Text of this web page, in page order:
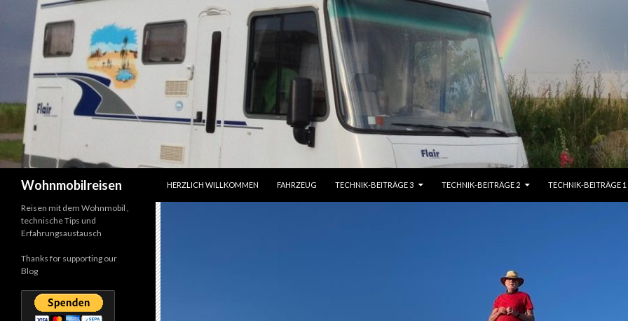
Wohnmobilreisen
HERZLICH WILLKOMMEN
FAHRZEUG TECHNIK-BEITRÄGE 3 TECHNIK-BEITRÄGE 2 TECHNIK-BEITRÄGE 1
Reisen mit dem Wohnmobil ,
technische Tips und
Erfahrungsaustausch
Thanks for supporting our
Blog